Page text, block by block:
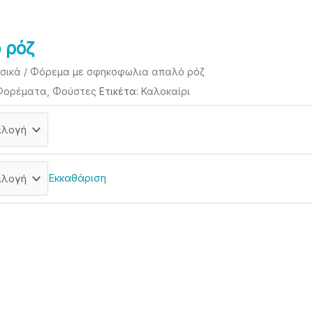
/ Φόρεμα με σφηκοφωλια απαλό ρόζ
Φούστες Ετικέτα: Καλοκαίρι
Εκκαθάριση